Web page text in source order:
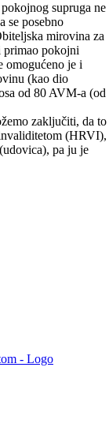
supruga ne
se posebno
mirovina za
pokojni
omogućeno je i
(kao dio
od 80 AVM-a (od
zaključiti, da to
(HRVI),
, pa ju je